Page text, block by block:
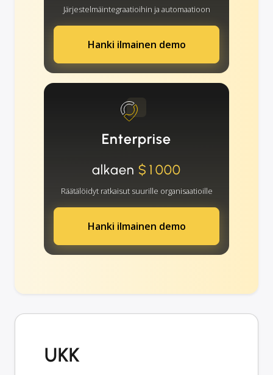
Järjestelmäintegraatioihin ja automaatioon
Hanki ilmainen demo
Enterprise
alkaen $1000
Räätälöidyt ratkaisut suurille organisaatioille
Hanki ilmainen demo
UKK